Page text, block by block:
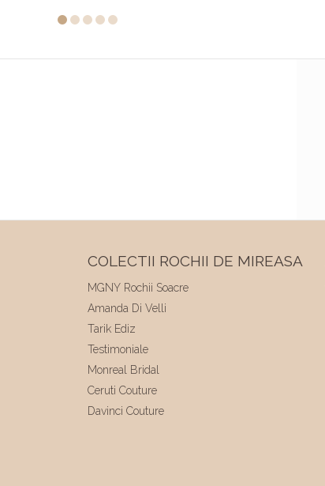
COLECTII ROCHII DE MIREASA
MGNY Rochii Soacre
Amanda Di Velli
Tarik Ediz
Testimoniale
Monreal Bridal
Ceruti Couture
Davinci Couture